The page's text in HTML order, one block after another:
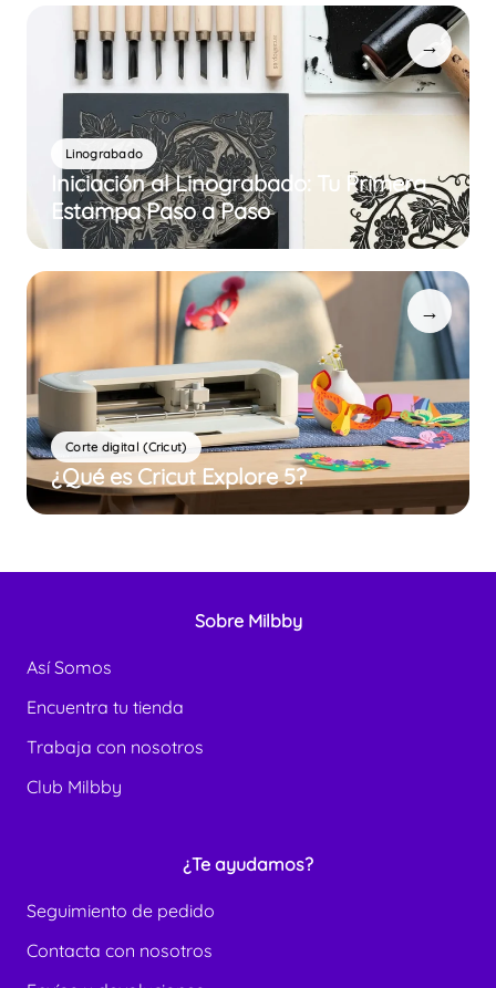
→
Linograbado
Iniciación al Linograbado: Tu Primera
Estampa Paso a Paso
→
Corte digital (Cricut)
¿Qué es Cricut Explore 5?
Sobre Milbby
Así Somos
Encuentra tu tienda
Trabaja con nosotros
Club Milbby
¿Te ayudamos?
Seguimiento de pedido
Contacta con nosotros